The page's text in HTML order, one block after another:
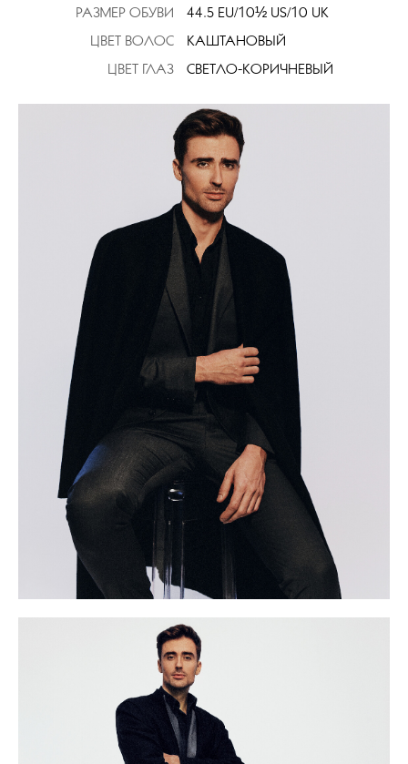
РАЗМЕР ОБУВИ
44.5 EU/10½ US/10 UK
ЦВЕТ ВОЛОС
КАШТАНОВЫЙ
ЦВЕТ ГЛАЗ
СВЕТЛО-КОРИЧНЕВЫЙ